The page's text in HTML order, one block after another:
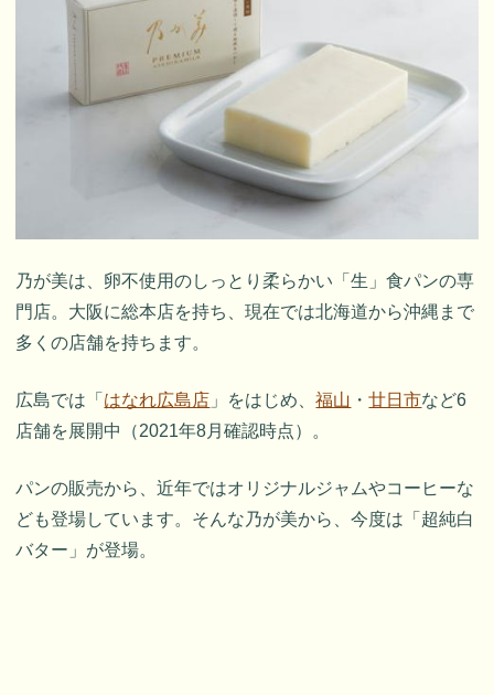
乃が美は、卵不使用のしっとり柔らかい「生」食パンの専
門店。大阪に総本店を持ち、現在では北海道から沖縄まで
多くの店舗を持ちます。
広島では「 はなれ広島店 」をはじめ、福山 ・廿日市など6
店舗を展開中（2021年8月確認時点）。
パンの販売から、近年ではオリジナルジャムやコーヒーな
ども登場しています。そんな乃が美から、今度は「超純白
バター」が登場。